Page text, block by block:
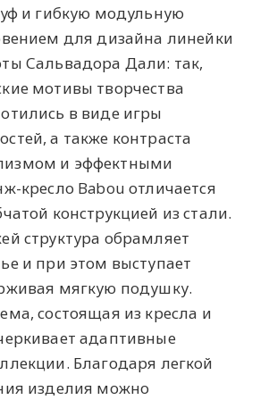
и гибкую модульную
для дизайна линейки
Сальвадора Дали: так,
мотивы творчества
в виде игры
а также контраста
и эффектными
кресло Babou отличается
конструкцией из стали.
структура обрамляет
и при этом выступает
мягкую подушку.
состоящая из кресла и
адаптивные
Благодаря легкой
изделия можно